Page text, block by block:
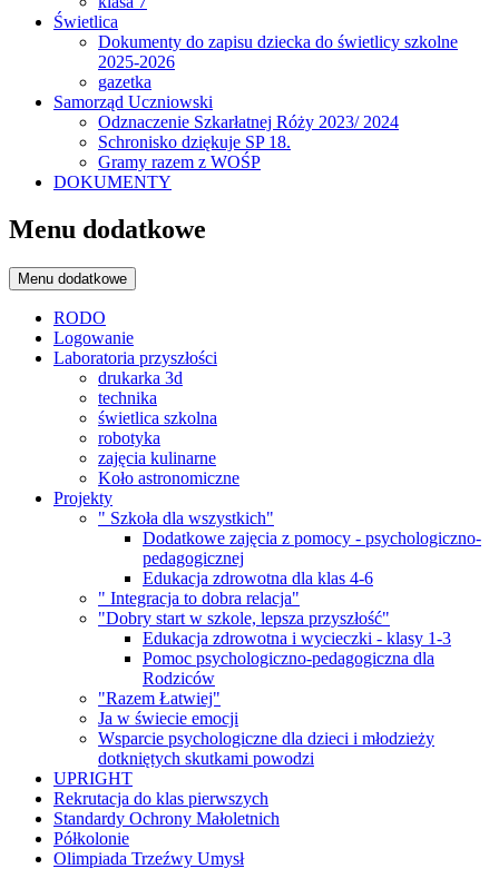
Świetlica
Dokumenty do zapisu dziecka do świetlicy szkolne
2025-2026
gazetka
Samorząd Uczniowski
Odznaczenie Szkarłatnej Róży 2023/ 2024
Schronisko dziękuje SP 18.
Gramy razem z WOŚP
DOKUMENTY
Menu dodatkowe
Menu dodatkowe
RODO
Logowanie
Laboratoria przyszłości
drukarka 3d
technika
świetlica szkolna
robotyka
zajęcia kulinarne
Koło astronomiczne
Projekty
" Szkoła dla wszystkich"
Dodatkowe zajęcia z pomocy - psychologiczno-
pedagogicznej
Edukacja zdrowotna dla klas 4-6
" Integracja to dobra relacja"
"Dobry start w szkole, lepsza przyszłość"
Edukacja zdrowotna i wycieczki - klasy 1-3
Pomoc psychologiczno-pedagogiczna dla
Rodziców
"Razem Łatwiej"
Ja w świecie emocji
Wsparcie psychologiczne dla dzieci i młodzieży
dotkniętych skutkami powodzi
UPRIGHT
Rekrutacja do klas pierwszych
Standardy Ochrony Małoletnich
Półkolonie
Olimpiada Trzeźwy Umysł